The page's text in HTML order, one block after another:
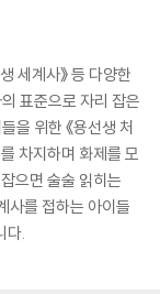
세계사》 등 다양한
표준으로 자리 잡은
을 위한 《용선생 처
차지하며 화제를 모
으면 술술 읽히는
사를 접하는 아이들
다.